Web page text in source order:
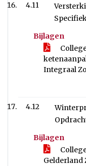
4.11
Bijlagen
Integraal
4.12
Bijlagen
Gelderland